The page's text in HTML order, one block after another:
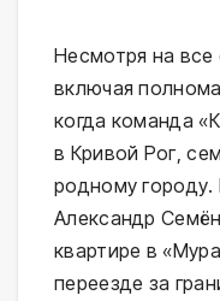
Несмотря на все
включая
когда команда
в Кривой Рог,
родному
Александр
квартире в
переезде за